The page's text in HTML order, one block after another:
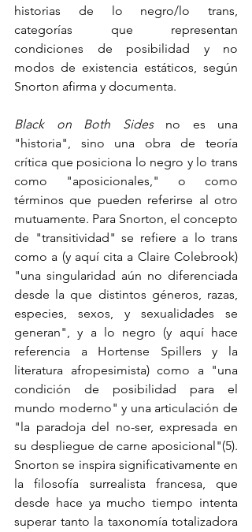
historias de lo negro/lo trans,
categorías que representan
condiciones de posibilidad y no
modos de existencia estáticos, según
Snorton afirma y documenta.
Black on Both Sides no es una
"historia", sino una obra de teoría
crítica que posiciona lo negro y lo trans
como "aposicionales," o como
términos que pueden referirse al otro
mutuamente. Para Snorton, el concepto
de "transitividad" se refiere a lo trans
como a (y aquí cita a Claire Colebrook)
"una singularidad aún no diferenciada
desde la que distintos géneros, razas,
especies, sexos, y sexualidades se
generan", y a lo negro (y aquí hace
referencia a Hortense Spillers y la
literatura afropesimista) como a "una
condición de posibilidad para el
mundo moderno" y una articulación de
"la paradoja del no-ser, expresada en
su despliegue de carne aposicional"(5).
Snorton se inspira significativamente en
la filosofía surrealista francesa, que
desde hace ya mucho tiempo intenta
superar tanto la taxonomía totalizadora